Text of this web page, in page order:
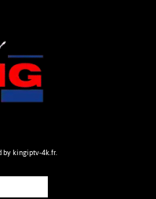
by kingiptv-4k.fr.